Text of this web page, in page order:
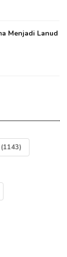
Menjadi Lanud
(1143)